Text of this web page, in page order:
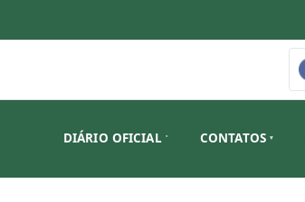
DIÁRIO OFICIAL CONTATOS